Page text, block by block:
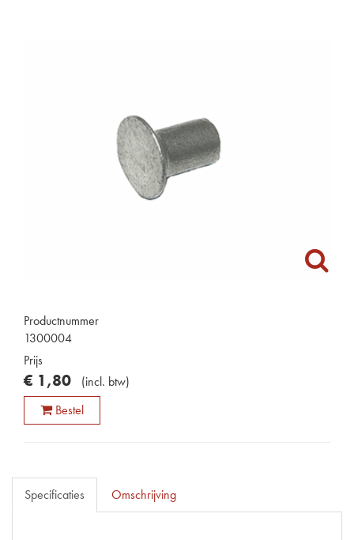
Productnummer
1300004
Prijs
€ 1,80 (incl. btw)
Bestel
Specificaties Omschrijving